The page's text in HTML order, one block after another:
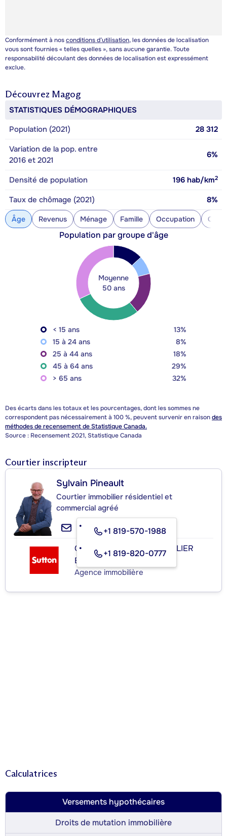
Conformément à nosconditions d’utilisation, les données de localisation
vous sont fournies « telles quelles », sans aucune garantie. Toute
responsabilité découlant des données de localisation est expressément
exclue.
Découvrez Magog
STATISTIQUES DÉMOGRAPHIQUES
Population (2021)
28 312
Variation de la pop. entre
2016 et 2021
6%
Densité de population 196 hab/km2
Taux de chômage (2021) 8%
Âge Revenus Ménage Famille Occupation
Population par groupe d'âge
Moyenne
50 ans
< 15 ans
13%
15 à 24 ans
8%
25 à 44 ans
18%
45 à 64 ans
29%
> 65 ans
32%
Des écarts dans les totaux et les pourcentages, dont les sommes ne
correspondent pas nécessairement à 100 %, peuvent survenir en raisondes
méthodes de recensement de Statistique Canada.
Source : Recensement 2021, Statistique Canada
Courtier inscripteur
Sylvain Pineault
Courtier immobilier résidentiel et
commercial agréé
+1 819-570-1988
+1 819-820-0777
GROUPE SUTTON-IMMOBILIER
ESTRIE
Agence immobilière
Calculatrices
Versements hypothécaires
Droits de mutation immobilière